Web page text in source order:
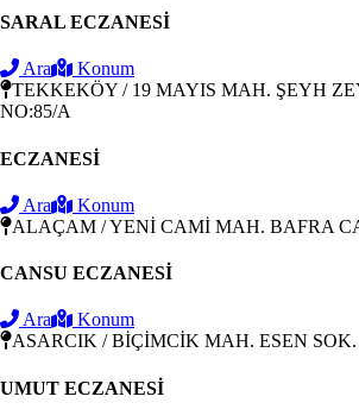
SARAL ECZANESİ
Ara
Konum
TEKKEKÖY / 19 MAYIS MAH. ŞEYH
NO:85/A
ECZANESİ
Ara
Konum
ALAÇAM / YENİ CAMİ MAH. BAFRA
CANSU ECZANESİ
Ara
Konum
ASARCIK / BİÇİMCİK MAH. ESEN SOK.
UMUT ECZANESİ